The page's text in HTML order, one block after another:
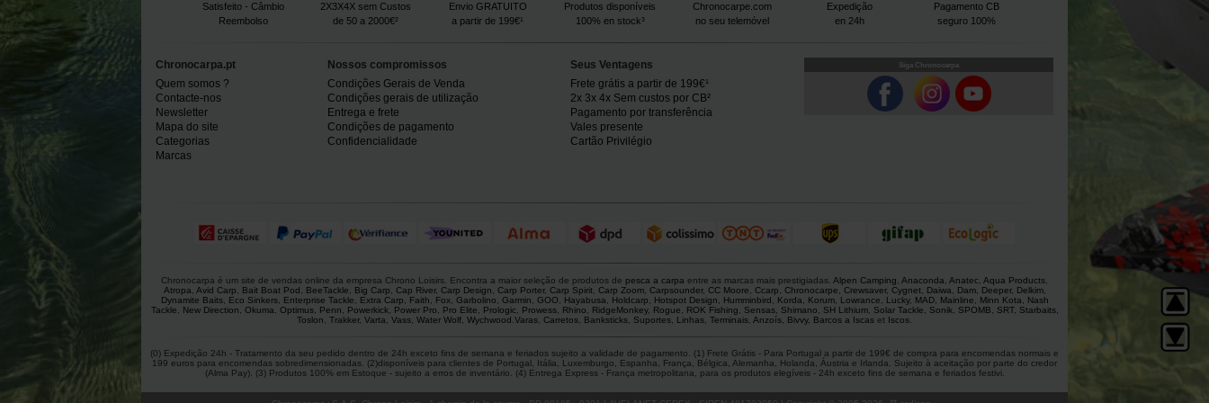
Satisfeito - Câmbio
Reembolso
2X3X4X sem Custos
de 50 a 2000€²
Envio GRATUITO
a partir de 199€¹
Produtos disponíveis
100% en stock³
Chronocarpe.com
no seu telemóvel
Expedição
en 24h
Pagamento CB
seguro 100%
Chronocarpa.pt
Quem somos ?
Contacte-nos
Newsletter
Mapa do site
Categorias
Marcas
Nossos compromissos
Condições Gerais de Venda
Condições gerais de utilização
Entrega e frete
Condições de pagamento
Confidencialidade
Seus Ventagens
Frete grátis a partir de 199€¹
2x 3x 4x Sem custos por CB²
Pagamento por transferência
Vales presente
Cartão Privilégio
Siga Chronocarpa
Chronocarpa é um site de vendas online da empresa Chrono Loisirs. Encontra a maior seleção de produtos de pesca a carpa entre as marcas mais prestigiadas. Alpen Camping Anaconda Anatec Aqua Products
Atropa Avid Carp Bait Boat Pod BeeTackle Big Carp Cap River, Carp Design Carp Porter, Carp Spirit, Carp Zoom, Carpsounder, CC Moore Ccarp Chronocarpe Crewsaver, Cygnet, Daiwa Dam, Deeper, Delkim,
Dynamite Baits, Eco Sinkers, Enterprise Tackle Extra Carp Faith Fox, Garbolino Garmin GOO Hayabusa Holdcarp Hotspot Design Humminbird Korda Korum, Lowrance Lucky, MAD, Mainline Minn Kota
Nash
Tackle
New Direction Okuma Optimus, Penn Powerkick, Power Pro Pro Elite Prologic Prowess, Rhino RidgeMonkey, Rogue ROK Fishing Sensas, Shimano SH Lithium, Solar Tackle Sonik, SPOMB SRT, Starbaits,
Toslon
Trakker, Varta Vass Water Wolf Wychwood Varas Carretos Banksticks Suportes Linhas Terminais Anzoís Bivvy, Barcos a Iscas et Iscos
(0) Expedição 24h - Tratamento da seu pedido dentro de 24h exceto fins de semana e feriados sujeito a validade de pagamento. (1) Frete Grátis - Para Portugal a partir de 199€ de compra para encomendas normais e
199 euros para encomendas sobredimensionadas. (2)disponíveis para clientes de Portugal, Itália, Luxemburgo, Espanha, França, Bélgica, Alemanha, Holanda, Áustria e Irlanda. Sujeito à aceitação por parte do credor
(Alma Pay). (3) Produtos 100% em Estoque - sujeito a erros de inventário. (4) Entrega Express - França metropolitana, para os produtos elegíveis - 24h exceto fins de semana e feriados festivi.